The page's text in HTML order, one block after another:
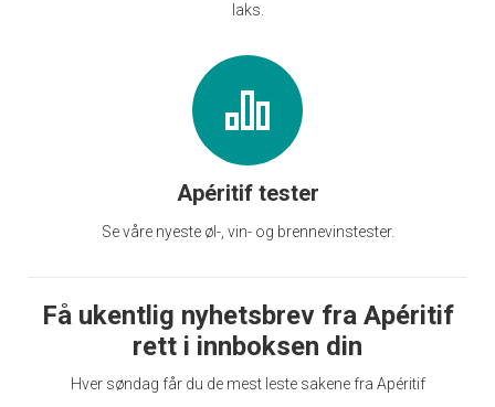
laks.
Apéritif tester
Se våre nyeste øl-, vin- og brennevinstester.
Få ukentlig nyhetsbrev fra Apéritif
rett i innboksen din
Hver søndag får du de mest leste sakene fra Apéritif